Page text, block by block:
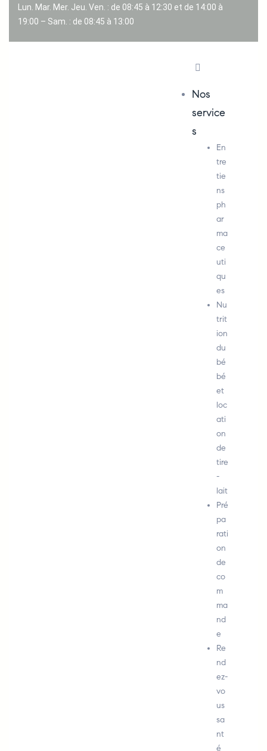
Lun. Mar. Mer. Jeu. Ven. : de 08:45 à 12:30 et de 14:00 à
19:00 – Sam. : de 08:45 à 13:00
Nos
service
s
En
tre
tie
ns
ph
ar
ma
ce
uti
qu
es
Nu
trit
ion
du
bé
bé
et
loc
ati
on
de
tire
-
lait
Pré
pa
rati
on
de
co
m
ma
nd
e
Re
nd
ez-
vo
us
sa
nt
é